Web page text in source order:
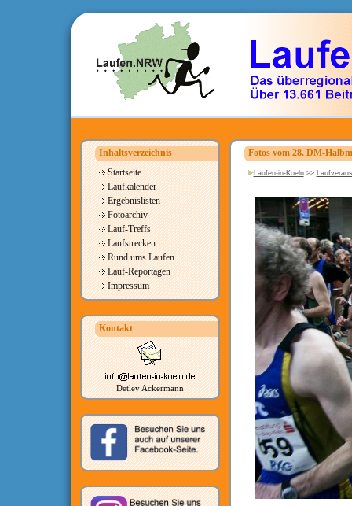
Inhaltsverzeichnis
Startseite
Laufkalender
Ergebnislisten
Fotoarchiv
Lauf-Treffs
Laufstrecken
Rund ums Laufen
Lauf-Reportagen
Impressum
Kontakt
Detlev Ackermann
Fotos vom 28. DM-
Laufen-in-Koeln>>